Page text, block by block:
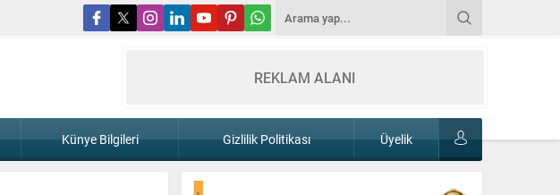
REKLAM ALANI
Künye Bilgileri Gizlilik Politikası Üyelik